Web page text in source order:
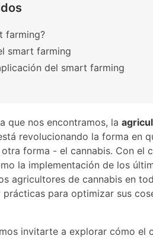
farming?
smart farming
del smart farming
que nos encontramos, la
revolucionando la forma en
forma - el cannabis. Con el
la implementación de los
agricultores de cannabis en
prácticas para optimizar sus
invitarte a explorar cómo el